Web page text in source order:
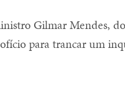
Gilmar Mendes,
para trancar um